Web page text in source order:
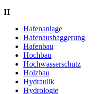
H
Hafenanlage
Hafenausbaggerung
Hafenbau
Hochbau
Hochwasserschutz
Holzbau
Hydraulik
Hydrologie